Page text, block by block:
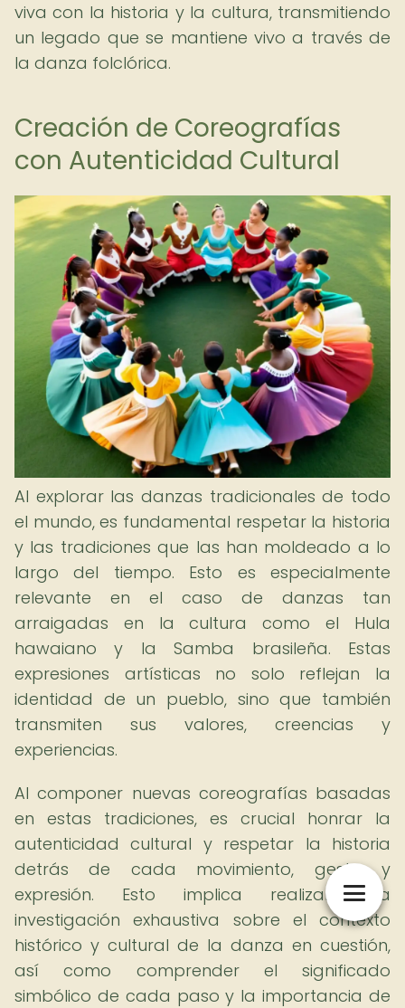
viva con la historia y la cultura, transmitiendo
un legado que se mantiene vivo a través de
la danza folclórica.
Creación de Coreografías
con Autenticidad Cultural
Al explorar las danzas tradicionales de todo
el mundo, es fundamental respetar la historia
y las tradiciones que las han moldeado a lo
largo del tiempo. Esto es especialmente
relevante en el caso de danzas tan
arraigadas en la cultura como el Hula
hawaiano y la Samba brasileña. Estas
expresiones artísticas no solo reflejan la
identidad de un pueblo, sino que también
transmiten sus valores, creencias y
experiencias.
Al componer nuevas coreografías basadas
en estas tradiciones, es crucial honrar la
autenticidad cultural y respetar la historia
detrás de cada movimiento, gesto y
expresión. Esto implica realizar una
investigación exhaustiva sobre el contexto
histórico y cultural de la danza en cuestión,
así como comprender el significado
simbólico de cada paso y la importancia de